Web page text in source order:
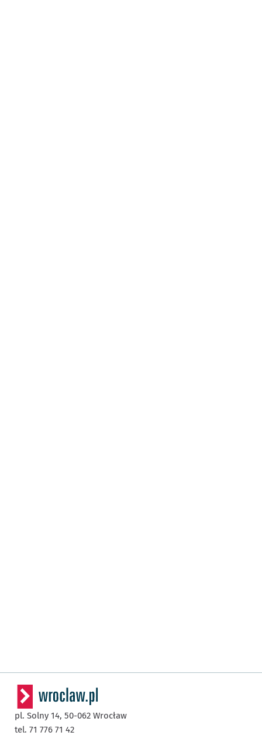
pl. Solny 14, 50-062 Wrocław
tel. 71 776 71 42